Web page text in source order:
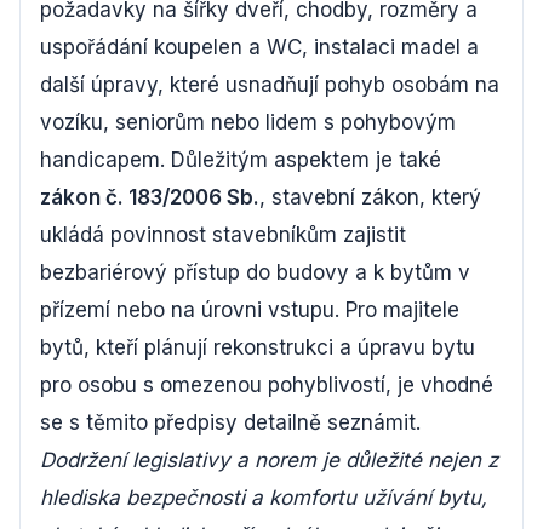
požadavky na šířky dveří, chodby, rozměry a
uspořádání koupelen a WC, instalaci madel a
další úpravy, které usnadňují pohyb osobám na
vozíku, seniorům nebo lidem s pohybovým
handicapem. Důležitým aspektem je také
zákon č. 183/2006 Sb., stavební zákon, který
ukládá povinnost stavebníkům zajistit
bezbariérový přístup do budovy a k bytům v
přízemí nebo na úrovni vstupu. Pro majitele
bytů, kteří plánují rekonstrukci a úpravu bytu
pro osobu s omezenou pohyblivostí, je vhodné
se s těmito předpisy detailně seznámit.
Dodržení legislativy a norem je důležité nejen z
hlediska bezpečnosti a komfortu užívání bytu,